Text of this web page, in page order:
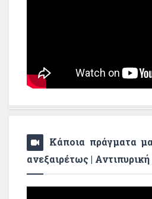
Κάποια πράγματα
ανεξαιρέτως |